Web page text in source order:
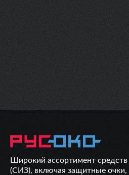
Широкий ассортимент
(СИЗ), включая защитные очки,